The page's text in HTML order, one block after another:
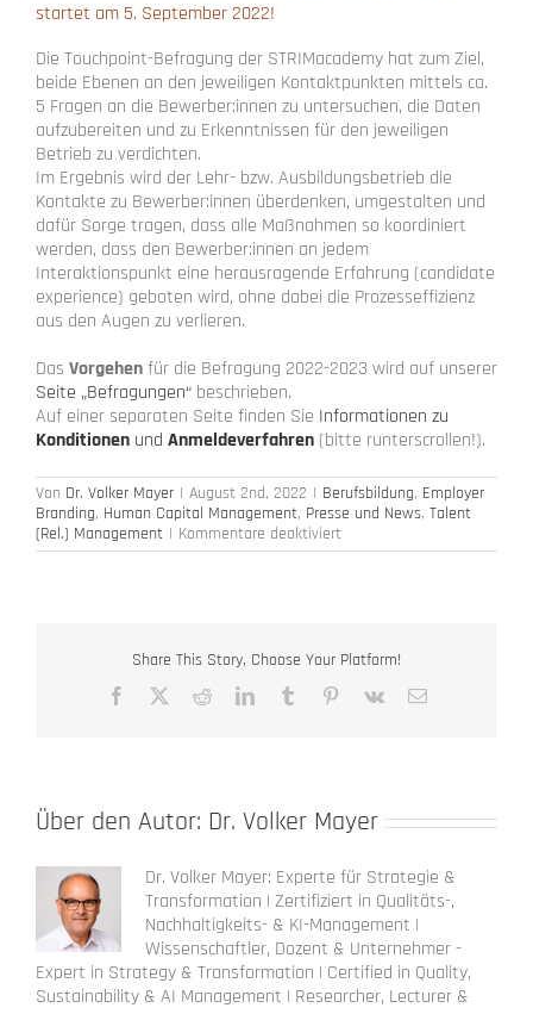
startet am 5. September 2022!
Die Touchpoint-Befragung der STRIMacademy hat zum Ziel,
beide Ebenen an den jeweiligen Kontaktpunkten mittels ca.
5 Fragen an die Bewerber:innen zu untersuchen, die Daten
aufzubereiten und zu Erkenntnissen für den jeweiligen
Betrieb zu verdichten.
Im Ergebnis wird der Lehr- bzw. Ausbildungsbetrieb die
Kontakte zu Bewerber:innen überdenken, umgestalten und
dafür Sorge tragen, dass alle Maßnahmen so koordiniert
werden, dass den Bewerber:innen an jedem
Interaktionspunkt eine herausragende Erfahrung (candidate
experience) geboten wird, ohne dabei die Prozesseffizienz
aus den Augen zu verlieren.
Das Vorgehenfür die Befragung 2022-2023 wird auf unserer
Seite „Befragungen“ beschrieben.
Auf einer separaten Seite finden Sie Informationen zu
Konditionen und Anmeldeverfahren (bitte runterscrollen!).
Von Dr. Volker Mayer | August 2nd, 2022 | Berufsbildung, Employer
Branding, Human Capital Management, Presse und News, Talent
(Rel.) Management | Kommentare deaktiviertfür
Neue
Journey
Share This Story, Choose Your Platform!
Facebook RedditLinkedInTumblr Pinterest
Vk
E-
Über den Autor: Dr. Volker Mayer
Dr. Volker Mayer: Experte für Strategie &
Transformation | Zertifiziert in Qualitäts-,
Nachhaltigkeits- & KI-Management |
Wissenschaftler, Dozent & Unternehmer -
Expert in Strategy & Transformation | Certified in Quality,
Sustainability & AI Management | Researcher, Lecturer &